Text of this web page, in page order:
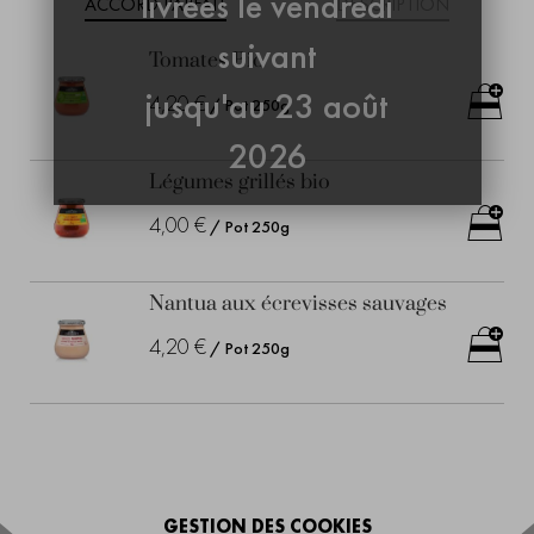
suivant
jusqu'au 23 août
2026
GESTION DES COOKIES
Tomates Bio
4,20 € / Pot 250g
Légumes grillés bio
4,00 € / Pot 250g
Nantua aux écrevisses sauvages
4,20 € / Pot 250g